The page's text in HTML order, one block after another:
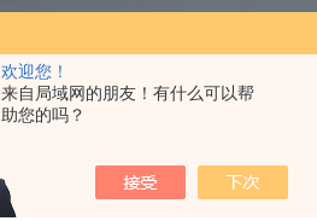
欢迎您！
来自局域网的朋友！有什么可以帮
助您的吗？